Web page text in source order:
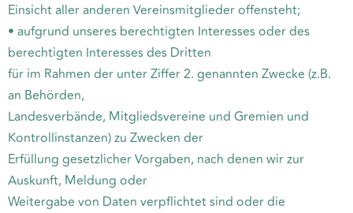
Einsicht aller anderen Vereinsmitglieder offensteht;
• aufgrund unseres berechtigten Interesses oder des
berechtigten Interesses des Dritten
für im Rahmen der unter Ziffer 2. genannten Zwecke (z.B.
an Behörden,
Landesverbände, Mitgliedsvereine und Gremien und
Kontrollinstanzen) zu Zwecken der
Erfüllung gesetzlicher Vorgaben, nach denen wir zur
Auskunft, Meldung oder
Weitergabe von Daten verpflichtet sind oder die